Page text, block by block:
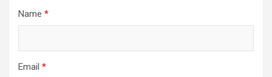
Name *
Email *